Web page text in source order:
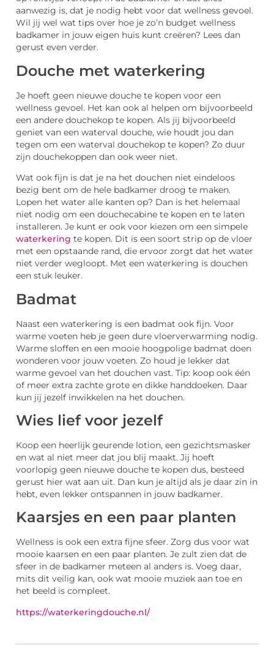
aanwezig is, dat je nodig hebt voor dat wellness gevoel.
Wil jij wel wat tips over hoe je zo’n budget wellness
badkamer in jouw eigen huis kunt creëren? Lees dan
gerust even verder.
Douche met waterkering
Je hoeft geen nieuwe douche te kopen voor een
wellness gevoel. Het kan ook al helpen om bijvoorbeeld
een andere douchekop te kopen. Als jij bijvoorbeeld
geniet van een waterval douche, wie houdt jou dan
tegen om een waterval douchekop te kopen? Zo duur
zijn douchekoppen dan ook weer niet.
Wat ook fijn is dat je na het douchen niet eindeloos
bezig bent om de hele badkamer droog te maken.
Lopen het water alle kanten op? Dan is het helemaal
niet nodig om een douchecabine te kopen en te laten
installeren. Je kunt er ook voor kiezen om een simpele
waterkering te kopen. Dit is een soort strip op de vloer
met een opstaande rand, die ervoor zorgt dat het water
niet verder wegloopt. Met een waterkering is douchen
een stuk leuker.
Badmat
Naast een waterkering is een badmat ook fijn. Voor
warme voeten heb je geen dure vloerverwarming nodig.
Warme sloffen en een mooie hoogpolige badmat doen
wonderen voor jouw voeten. Zo houd je lekker dat
warme gevoel van het douchen vast. Tip: koop ook één
of meer extra zachte grote en dikke handdoeken. Daar
kun jij jezelf inwikkelen na het douchen.
Wies lief voor jezelf
Koop een heerlijk geurende lotion, een gezichtsmasker
en wat al niet meer dat jou blij maakt. Jij hoeft
voorlopig geen nieuwe douche te kopen dus, besteed
gerust hier wat aan uit. Dan kun je altijd als je daar zin in
hebt, even lekker ontspannen in jouw badkamer.
Kaarsjes en een paar planten
Wellness is ook een extra fijne sfeer. Zorg dus voor wat
mooie kaarsen en een paar planten. Je zult zien dat de
sfeer in de badkamer meteen al anders is. Voeg daar,
mits dit veilig kan, ook wat mooie muziek aan toe en
het beeld is compleet.
https://waterkeringdouche.nl/